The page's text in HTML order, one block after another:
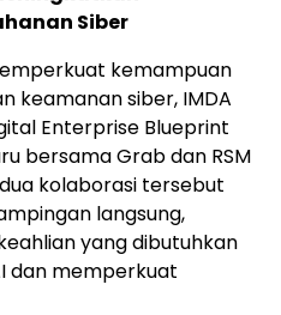
Siber
kemampuan
keamanan siber, IMDA
Enterprise Blueprint
bersama Grab dan RSM
kolaborasi tersebut
langsung,
yang dibutuhkan
dan memperkuat